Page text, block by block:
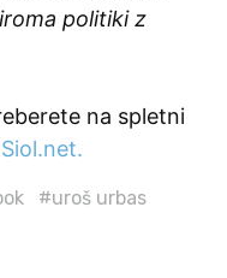
politiki z
na spletni
Siol.net.
#uroš urbas